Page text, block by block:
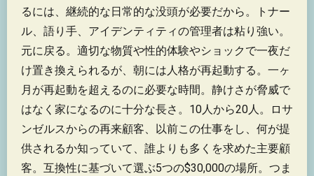
るには、継続的な日常的な没頭が必要だから。トナー
ル、語り手、アイデンティティの管理者は粘り強い。
元に戻る。適切な物質や性的体験やショックで一夜だ
け置き換えられるが、朝には人格が再起動する。一ヶ
月が再起動を超えるのに必要な時間。静けさが脅威で
はなく家になるのに十分な長さ。10人から20人。ロサ
ンゼルスからの再来顧客、以前この仕事をし、何が提
供されるか知っていて、誰よりも多くを求めた主要顧
客。互換性に基づいて選ぶ5つの$30,000の場所。つま